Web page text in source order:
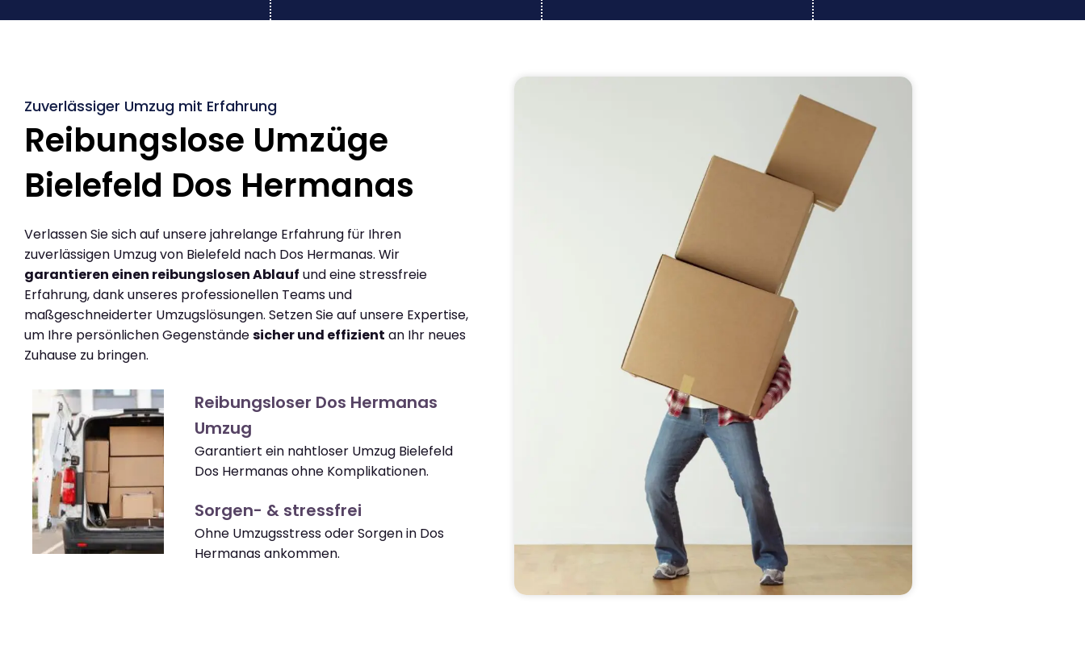
Zuverlässiger Umzug mit Erfahrung
Reibungslose Umzüge
Bielefeld Dos Hermanas
Verlassen Sie sich auf unsere jahrelange Erfahrung für Ihren
zuverlässigen Umzug von Bielefeld nach Dos Hermanas. Wir
garantieren einen reibungslosen Ablauf und eine stressfreie
Erfahrung, dank unseres professionellen Teams und
maßgeschneiderter Umzugslösungen. Setzen Sie auf unsere Expertise,
um Ihre persönlichen Gegenständesicher und effizient an Ihr neues
Zuhause zu bringen.
Reibungsloser Dos Hermanas
Umzug
Garantiert ein nahtloser Umzug Bielefeld
Dos Hermanas ohne Komplikationen.
Sorgen- & stressfrei
Ohne Umzugsstress oder Sorgen in Dos
Hermanas ankommen.